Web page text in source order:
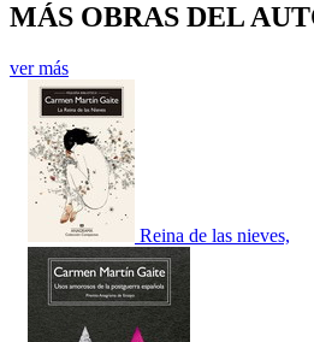
MÁS OBRAS DEL
ver más
Reina de las nieves,